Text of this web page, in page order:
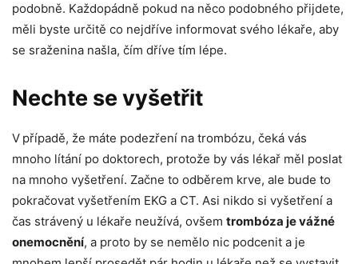
podobně. Každopádně pokud na něco podobného přijdete,
měli byste určitě co nejdříve informovat svého lékaře, aby
se sraženina našla, čím dříve tím lépe.
Nechte se vyšetřit
V případě, že máte podezření na trombózu, čeká vás
mnoho lítání po doktorech, protože by vás lékař měl poslat
na mnoho vyšetření. Začne to odběrem krve, ale bude to
pokračovat vyšetřením EKG a CT. Asi nikdo si vyšetření a
čas strávený u lékaře neužívá, ovšem trombóza je vážné
onemocnění, a proto by se nemělo nic podcenit a je